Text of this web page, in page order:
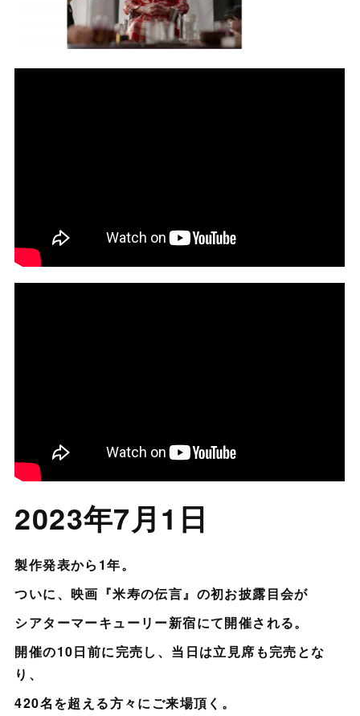
2023年7月1日
製作発表から1年。
ついに、映画『米寿の伝言』の初お披露目会が
シアターマーキューリー新宿にて開催される。
開催の10日前に完売し、当日は立見席も完売とな
り、
420名を超える方々にご来場頂く。